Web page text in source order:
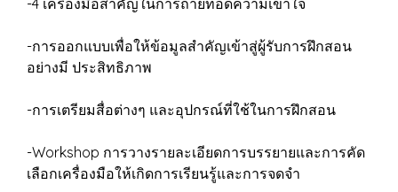
-4 เครื่องมือสำคัญในการถ่ายทอดความเข้าใจ
-การออกแบบเพื่อให้ข้อมูลสำคัญเข้าสู่ผู้รับการฝึกสอน
อย่างมี ประสิทธิภาพ
-การเตรียมสื่อต่างๆ และอุปกรณ์ที่ใช้ในการฝึกสอน
-Workshop การวางรายละเอียดการบรรยายและการคัด
เลือกเครื่องมือให้เกิดการเรียนรู้และการจดจํา